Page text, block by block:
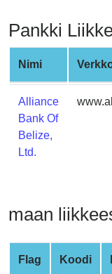
Generator
Random
Credit
Card
Generator
Generate
Credit
Card
Credit
Card
Checker
Service
Pankki
Nimi
Alliance
Bank Of
Belize,
Ltd.
maan
Flag Koodi